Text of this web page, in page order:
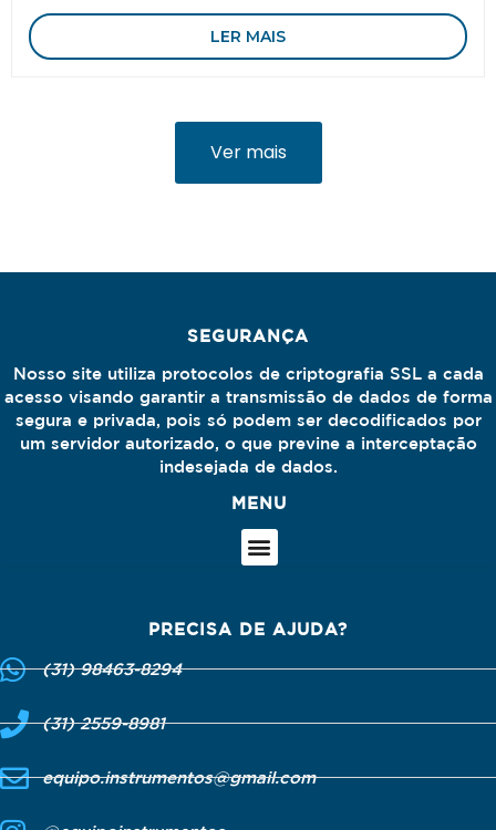
LER MAIS
Ver mais
SEGURANÇA
Nosso site utiliza protocolos de criptografia SSL a cada
acesso visando garantir a transmissão de dados de forma
segura e privada, pois só podem ser decodificados por
um servidor autorizado, o que previne a interceptação
indesejada de dados.
MENU
PRECISA DE AJUDA?
(31) 98463-8294
(31) 2559-8981
equipo.instrumentos@gmail.com